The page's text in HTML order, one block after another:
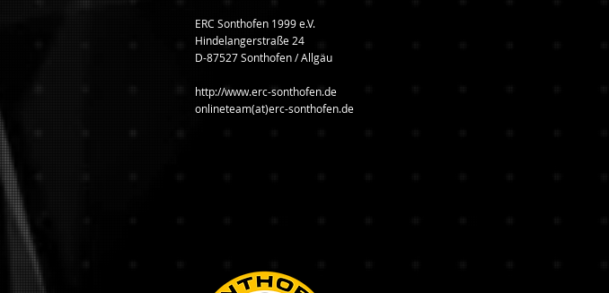
ERC Sonthofen 1999 e.V.
Hindelangerstraße 24
D-87527 Sonthofen / Allgäu
http://www.erc-sonthofen.de
onlineteam(at)erc-sonthofen.de